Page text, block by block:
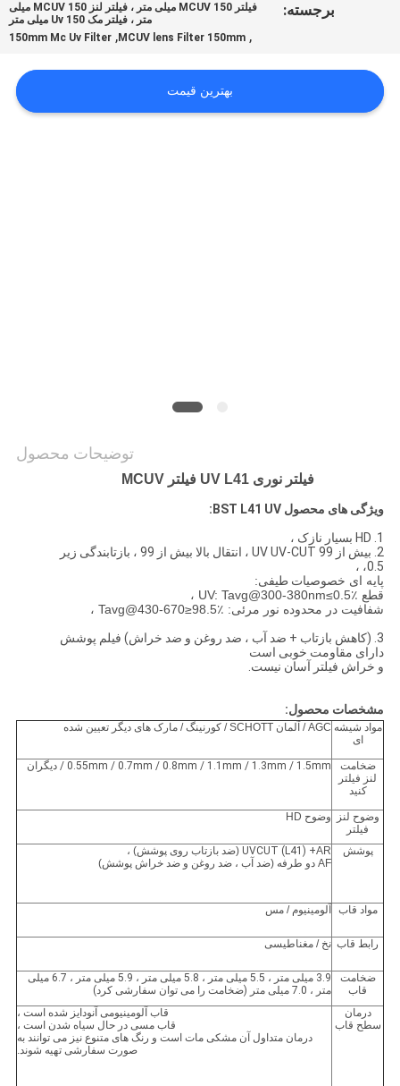
درخواست
نقل
برجسته:
فیلتر MCUV 150 میلی متر ، فیلتر لنز MCUV 150 میلی
متر ، فیلتر مک Uv 150 میلی متر
,
MCUV lens Filter 150mm
,
150mm Mc Uv Filter
بهترین قیمت
توضیحات محصول
فیلتر نوری UV L41 فیلتر MCUV
ویژگی های محصول BST L41 UV:
1. HD بسیار نازک ،
2. بیش از 99 UV UV-CUT ، انتقال بالا بیش از 99 ، بازتابندگی زیر
0.5، ،
پایه ای خصوصیات طیفی:
قطع UV: Tavg@300-380nm≤0.5٪ ،
شفافیت در محدوده نور مرئی: Tavg@430-670≥98.5٪ ،
3. (کاهش بازتاب + ضد آب ، ضد روغن و ضد خراش) فیلم پوشش
دارای مقاومت خوبی است
و خراش فیلتر آسان نیست.
مشخصات محصول:
مواد شیشه
ای
AGC / آلمان SCHOTT / کورنینگ / مارک های دیگر تعیین شده
ضخامت
لنز فیلتر
کنید
0.55mm / 0.7mm / 0.8mm / 1.1mm / 1.3mm / 1.5mm / دیگران
وضوح لنز
فیلتر
وضوح HD
پوشش UVCUT (L41) +AR (ضد بازتاب روی پوشش) ،
AF دو طرفه (ضد آب ، ضد روغن و ضد خراش پوشش)
مواد قاب آلومینیوم / مس
رابط قاب نخ / مغناطیسی
ضخامت
قاب
3.9 میلی متر ، 5.5 میلی متر ، 5.8 میلی متر ، 5.9 میلی متر ، 6.7 میلی
متر ، 7.0 میلی متر (ضخامت را می توان سفارشی کرد)
درمان
سطح قاب
قاب آلومینیومی آنودایز شده است ،
قاب مسی در حال سیاه شدن است ،
درمان متداول آن مشکی مات است و رنگ های متنوع نیز می توانند به
صورت سفارشی تهیه شوند.